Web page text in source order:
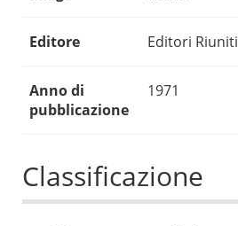
Editore Editori Riuniti
Anno di
pubblicazione
1971
Classificazione